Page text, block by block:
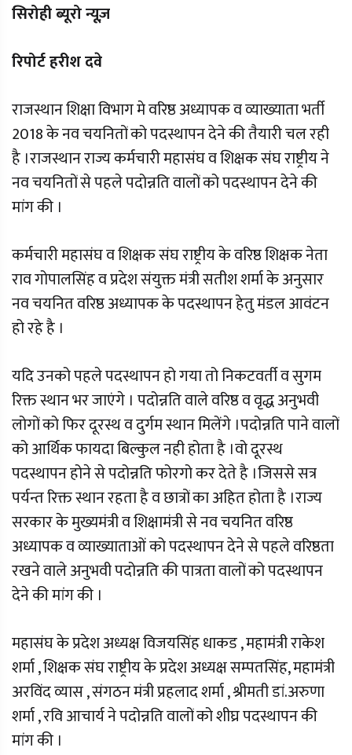
सिरोही ब्यूरो न्यूज़
रिपोर्ट हरीश दवे
राजस्थान शिक्षा विभाग मे वरिष्ठ अध्यापक व व्याख्याता भर्ती
2018 के नव चयनितों को पदस्थापन देने की तैयारी चल रही
है ।राजस्थान राज्य कर्मचारी महासंघ व शिक्षक संघ राष्ट्रीय ने
नव चयनितों से पहले पदोन्नति वालों को पदस्थापन देने की
मांग की ।
कर्मचारी महासंघ व शिक्षक संघ राष्ट्रीय के वरिष्ठ शिक्षक नेता
राव गोपालसिंह व प्रदेश संयुक्त मंत्री सतीश शर्मा के अनुसार
नव चयनित वरिष्ठ अध्यापक के पदस्थापन हेतु मंडल आवंटन
हो रहे है ।
यदि उनको पहले पदस्थापन हो गया तो निकटवर्ती व सुगम
रिक्त स्थान भर जाएंगे । पदोन्नति वाले वरिष्ठ व वृद्ध अनुभवी
लोगों को फिर दूरस्थ व दुर्गम स्थान मिलेंगे ।पदोन्नति पाने वालों
को आर्थिक फायदा बिल्कुल नही होता है ।वो दूरस्थ
पदस्थापन होने से पदोन्नति फोरगो कर देते है ।जिससे सत्र
पर्यन्त रिक्त स्थान रहता है व छात्रों का अहित होता है ।राज्य
सरकार के मुख्यमंत्री व शिक्षामंत्री से नव चयनित वरिष्ठ
अध्यापक व व्याख्याताओं को पदस्थापन देने से पहले वरिष्ठता
रखने वाले अनुभवी पदोन्नति की पात्रता वालों को पदस्थापन
देने की मांग की ।
महासंघ के प्रदेश अध्यक्ष विजयसिंह धाकड , महामंत्री राकेश
शर्मा , शिक्षक संघ राष्ट्रीय के प्रदेश अध्यक्ष सम्पतसिंह, महामंत्री
अरविंद व्यास , संगठन मंत्री प्रहलाद शर्मा , श्रीमती डां.अरुणा
शर्मा , रवि आचार्य ने पदोन्नति वालों को शीघ्र पदस्थापन की
मांग की ।